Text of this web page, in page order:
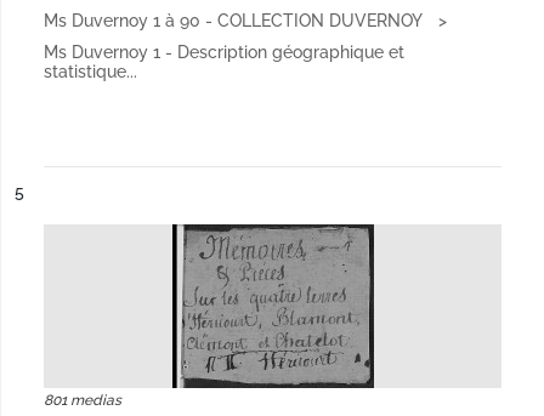
Ms Duvernoy 1 à 90 - COLLECTION DUVERNOY
Ms Duvernoy 1 - Description géographique et
statistique...
n°
5
801 medias